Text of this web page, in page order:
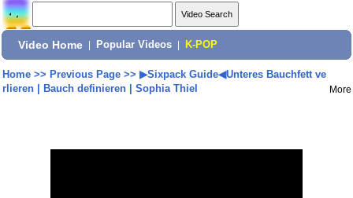
Video Home Popular Videos K-POP
Home>> Previous Page>> ▶︎Sixpack Guide◀︎Unteres Bauchfett ve
rlieren | Bauch definieren | Sophia Thiel
More